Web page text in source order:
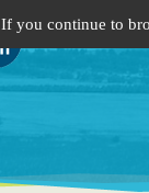
If you continue to